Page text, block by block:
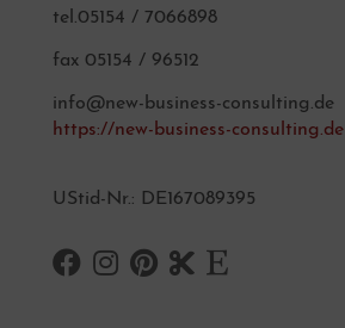
tel.05154 / 7066898
fax 05154 / 96512
info@new-business-consulting.de
https://new-business-consulting.de
UStid-Nr.: DE167089395